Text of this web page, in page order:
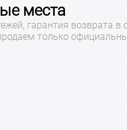
места
гарантия возврата в
только